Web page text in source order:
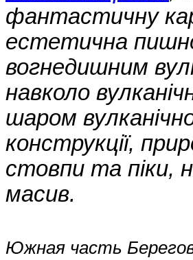
фантастичну
естетична
вогнедишним
навколо
шаром
конструкції,
стовпи та піки,
масив.
Южная часть